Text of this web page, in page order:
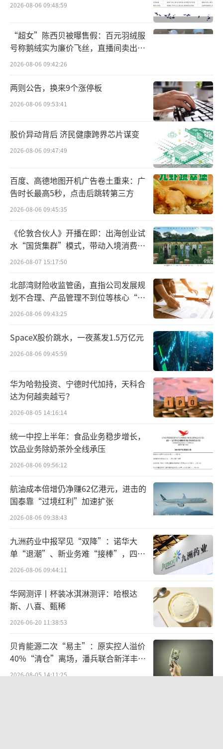
此外，浙江东方的现金流也较为充裕，企
业的财务状况健康。今年前三季度，公司经营
活动产生的现金流量净额为23.00亿元，同比大
幅增长1012.52%。对此，浙江东方表示，主要
纪业务保证金净流入增多所致。可以看出，浙
江东方的各项金融业务都稳步推进，取得了不
金融版图日渐完善
在确保经营业绩稳定增长的基础上，浙江
东方积极出手，欲收购优质的银行资产，进一
步丰富公司的金融业务版图。
根据公司最新披露，浙江东方通过公开拍
卖和协议转让等方式，累计收购的杭州联合银
行3.24%股份已完成权属变更流程。这意味着
公开资料显示，浙江东方是浙江省国资委
下属浙江省国际贸易集团有限公司旗下的核心
企业，成立于1988年。2017年完成资产重组
后，公司拥有信托、期货、保险、融资租赁、
基金投资与管理、财富管理等多项金融业务，
但唯独缺少了银行领域的相关业务。
此次收购银行资产后，浙江东方的金融板
块将横跨银行、信托、期货、基金、保险、租
赁等领域，核心金融资源得到进一步补充，金
融板块生态圈逐步形成，公司的核心竞争力和
综合竞争力明显加强。
目前，杭州联合银行注册资本为21.80亿
元，拥有137家营业网点，员工3000余人，是
杭州主城区营业网点最多的金融机构。财报数
据显示，2023年，杭州联合银行实现营收111.9
0亿元，同比增长4.59%；归母净利润为43.53
亿元，同比增长25.43%。
2026-08-06 09:48:59
“超女”陈西贝被曝售假：百元羽绒服
号称鹅绒实为廉价飞丝，直播间卖出超
百万元
2026-08-06 09:42:26
两则公告，换来9个涨停板
2026-08-06 09:53:41
股价异动背后 济民健康跨界芯片谋变
2026-08-06 09:47:49
百度、高德地图开机广告卷土重来：广
告时长最高5秒，点击后跳转第三方
2026-08-06 09:45:35
《伦敦合伙人》开播在即：出海创业试
水“国货集群”模式，带动入境消费反
向种草
2026-08-07 15:17:50
北部湾财险收监管函，直指公司发展规
划不合理、产品管理不到位等核心“痛
点”
2026-08-06 09:43:25
SpaceX股价跳水，一夜蒸发1.5万亿元
2026-08-06 09:45:59
华为哈勃投资、宁德时代加持，天科合
达为何越卖越亏？
2026-08-05 14:16:14
统一中控上半年：食品业务稳步增长，
饮品业务除奶茶外全线承压
2026-08-06 09:56:12
航油成本倍增仍净赚62亿港元，进击的
国泰靠“过境红利”加速扩张
2026-08-06 09:38:43
九洲药业中报罕见“双降”：诺华大
单“退潮”、新业务难“接棒”，四大
难关待闯
2026-08-06 09:44:11
华网测评丨杯装冰淇淋测评：哈根达
斯、八喜、甄稀
2026-06-20 11:38:53
贝肯能源二次“易主”：原实控人溢价
40%“清仓”离场，潘兵联合新洋丰、
宏科百世拟入主
2026-08-05 14:11:25